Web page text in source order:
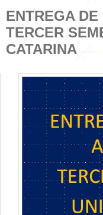
Vida
ENTREGA
TERCER
CATARINA